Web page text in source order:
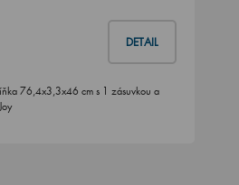
DETAIL
76,4x3,3x46 cm s 1 zásuvkou a